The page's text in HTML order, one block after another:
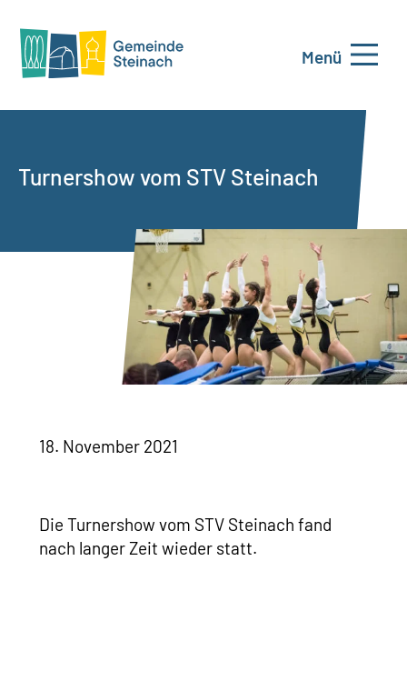
Menü
Turnershow vom STV Steinach
18. November 2021
Die Turnershow vom STV Steinach fand
nach langer Zeit wieder statt.